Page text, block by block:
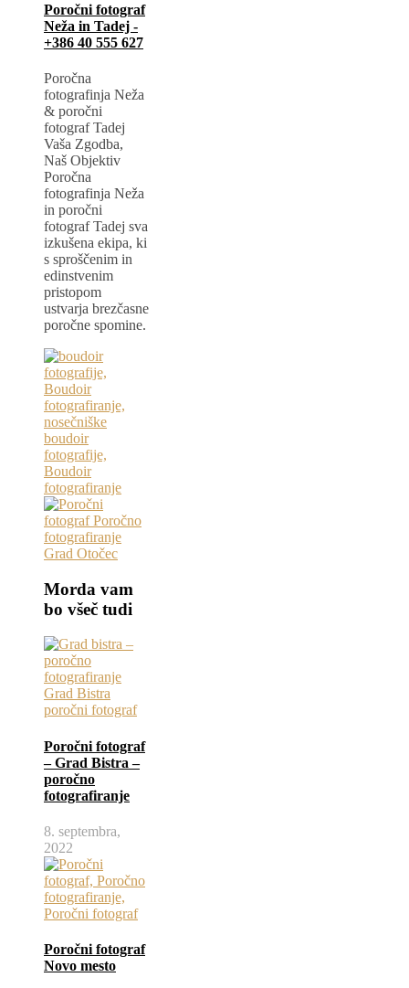
Poročni fotograf
Neža in Tadej -
+386 40 555 627
Poročna
fotografinja Neža
& poročni
fotograf Tadej
Vaša Zgodba,
Naš Objektiv
Poročna
fotografinja Neža
in poročni
fotograf Tadej sva
izkušena ekipa, ki
s sproščenim in
edinstvenim
pristopom
ustvarja brezčasne
poročne spomine.
Morda vam
bo všeč tudi
Poročni fotograf
– Grad Bistra –
poročno
fotografiranje
8. septembra,
2022
Poročni fotograf
Novo mesto